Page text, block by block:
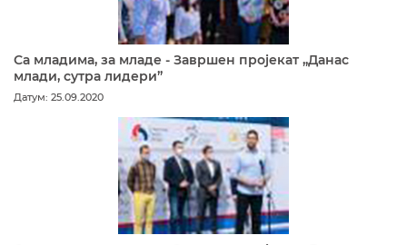
Са младима, за младе - Завршен пројекат „Данас
млади, сутра лидери”
Датум: 25.09.2020